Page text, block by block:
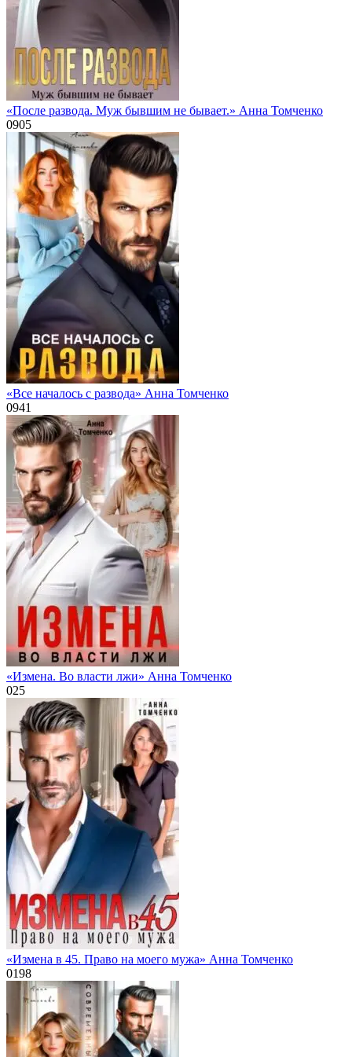
«После развода. Муж бывшим не бывает.» Анна Томченко
0905
«Все началось с развода» Анна Томченко
0941
«Измена. Во власти лжи» Анна Томченко
025
«Измена в 45. Право на моего мужа» Анна Томченко
0198